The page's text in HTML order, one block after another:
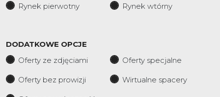
Rynek pierwotny
Rynek wtórny
DODATKOWE OPCJE
Oferty ze zdjęciami
Oferty specjalne
Oferty bez prowizji Wirtualne spacery